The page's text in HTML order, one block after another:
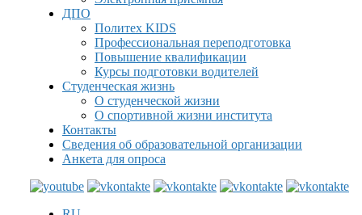
ДПО
Политех KIDS
Профессиональная переподготовка
Повышение квалификации
Курсы подготовки водителей
Студенческая жизнь
О студенческой жизни
О спортивной жизни института
Контакты
Сведения об образовательной организации
Анкета для опроса